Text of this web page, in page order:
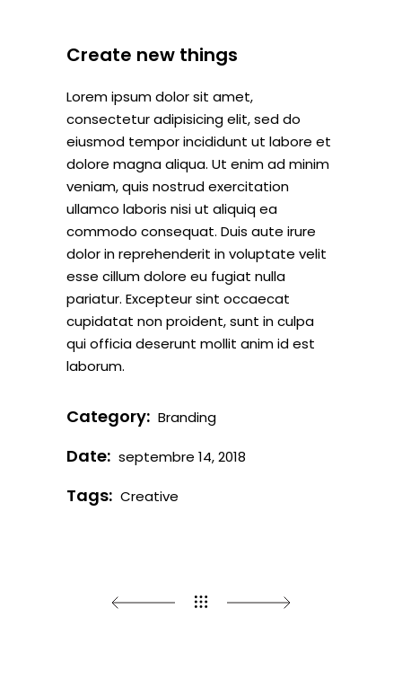
Create new things
Lorem ipsum dolor sit amet,
consectetur adipisicing elit, sed do
eiusmod tempor incididunt ut labore et
dolore magna aliqua. Ut enim ad minim
veniam, quis nostrud exercitation
ullamco laboris nisi ut aliquiq ea
commodo consequat. Duis aute irure
dolor in reprehenderit in voluptate velit
esse cillum dolore eu fugiat nulla
pariatur. Excepteur sint occaecat
cupidatat non proident, sunt in culpa
qui officia deserunt mollit anim id est
laborum.
Category: Branding
Date: septembre 14, 2018
Tags: Creative